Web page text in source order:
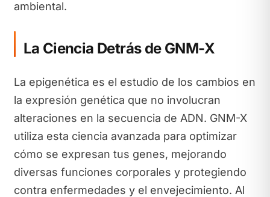
ambiental.
La Ciencia Detrás de GNM-X
La epigenética es el estudio de los cambios en
la expresión genética que no involucran
alteraciones en la secuencia de ADN. GNM-X
utiliza esta ciencia avanzada para optimizar
cómo se expresan tus genes, mejorando
diversas funciones corporales y protegiendo
contra enfermedades y el envejecimiento. Al